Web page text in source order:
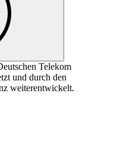
Telekom
und durch den
weiterentwickelt.